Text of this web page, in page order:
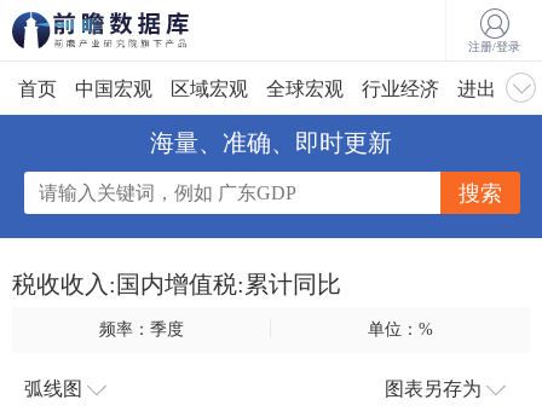
注册/登录
首页 中国宏观 区域宏观 全球宏观 行业经济 进出口
海量、准确、即时更新
税收收入:国内增值税:累计同比
频率：季度 单位：%
弧线图 图表另存为